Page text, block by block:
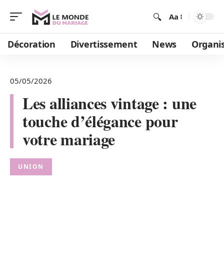
Aa
Décoration Divertissement News
05/05/2026
Les alliances vintage : une
touche d’élégance pour
votre mariage
UNION